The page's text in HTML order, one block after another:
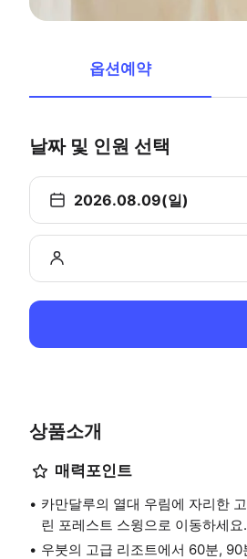
옵션예약
날짜 및 인원 선택
2026.08.09(일)
상품소개
매력포인트
카만달루의 열대 우림에 자리한
린 포레스트 스윙으로 이동하세
우붓의 고급 리조트에서 60분,